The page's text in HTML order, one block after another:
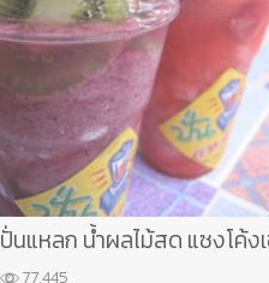
ปั่นแหลก น้ำผลไม้สด แซงโค้ง
77,445